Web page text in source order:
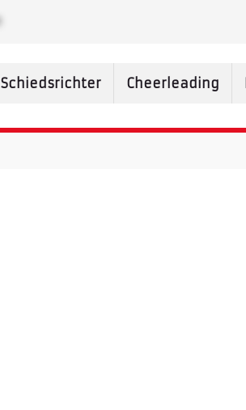
Schiedsrichter Cheerleading